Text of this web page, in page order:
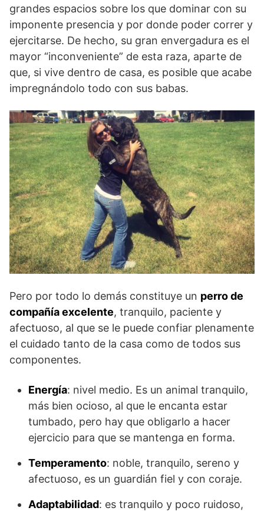
grandes espacios sobre los que dominar con su
imponente presencia y por donde poder correr y
ejercitarse. De hecho, su gran envergadura es el
mayor “inconveniente” de esta raza, aparte de
que, si vive dentro de casa, es posible que acabe
impregnándolo todo con sus babas.
Pero por todo lo demás constituye un perro de
compañía excelente, tranquilo, paciente y
afectuoso, al que se le puede confiar plenamente
el cuidado tanto de la casa como de todos sus
componentes.
Energía: nivel medio. Es un animal tranquilo,
más bien ocioso, al que le encanta estar
tumbado, pero hay que obligarlo a hacer
ejercicio para que se mantenga en forma.
Temperamento: noble, tranquilo, sereno y
afectuoso, es un guardián fiel y con coraje.
Adaptabilidad: es tranquilo y poco ruidoso,